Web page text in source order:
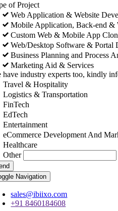
of Project
Web Application & Website
Mobile Application, Back-end &
Custom Web & Mobile App
Web/Desktop Software & Portal
Business Planning and Process
Marketing Aid & Services
have industry experts too, kindly
Travel & Hospitality
Logistics & Transportation
FinTech
EdTech
Entertainment
eCommerce Development And
Healthcare
Other
Navigation
sales@ibiixo.com
+91 8460184608